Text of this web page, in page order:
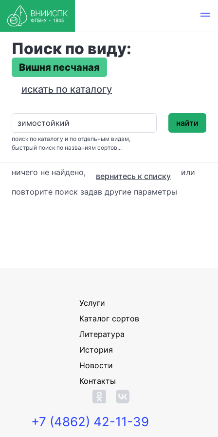
Поиск по виду:
Вишня песчаная
искать по каталогу
поиск по каталогу и по отдельным видам,
быстрый поиск по названиям сортов...
найти
ничего не найдено, вернитесь к списку
или
повторите поиск задав другие параметры
Услуги
Каталог сортов
Литература
История
Новости
Контакты
+7 (4862) 42-11-39